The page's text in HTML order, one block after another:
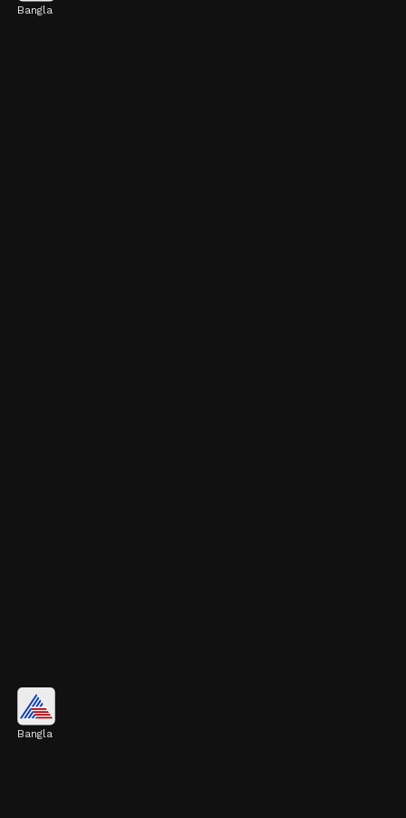
Bangla
স্বাস্থ্যকর খাবার শরীরকে জরুরি পুষ্টি জোগায়। এটি
Bangla